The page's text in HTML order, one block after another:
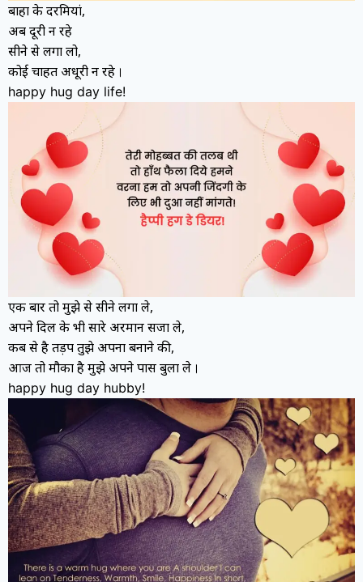
बाहों के दरमियां,
अब दूरी न रहे
सीने से लगा लो,
कोई चाहत अधूरी न रहे ।
happy hug day life!
एक बार तो मुझे से सीने लगा ले,
अपने दिल के भी सारे अरमान सजा ले,
कब से है तड़प तुझे अपना बनाने की,
आज तो मौका है मुझे अपने पास बुला ले ।
happy hug day hubby!